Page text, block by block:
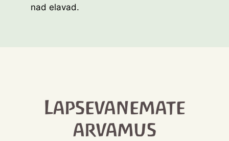
b
nad elavad.
Lapsevanemate
arvamus